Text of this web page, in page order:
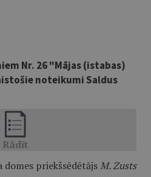
Nr. 26 "Mājas (istabas)
noteikumi Saldus
domes priekšsēdētājsM. Zusts